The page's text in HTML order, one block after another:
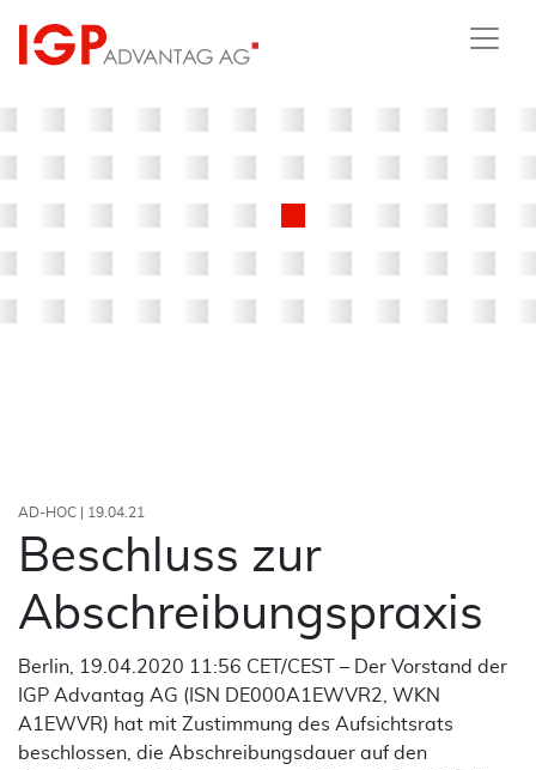
AD-HOC | 19.04.21
Beschluss zur
Abschreibungspraxis
Berlin, 19.04.2020 11:56 CET/CEST – Der Vorstand der
IGP Advantag AG (ISN DE000A1EWVR2, WKN
A1EWVR) hat mit Zustimmung des Aufsichtsrats
beschlossen, die Abschreibungsdauer auf den